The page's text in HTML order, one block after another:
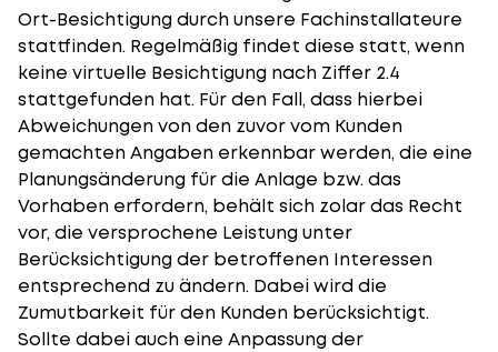
Ort-Besichtigung durch unsere Fachinstallateure
stattfinden. Regelmäßig findet diese statt, wenn
keine virtuelle Besichtigung nach Ziffer 2.4
stattgefunden hat. Für den Fall, dass hierbei
Abweichungen von den zuvor vom Kunden
gemachten Angaben erkennbar werden, die eine
Planungsänderung für die Anlage bzw. das
Vorhaben erfordern, behält sich zolar das Recht
vor, die versprochene Leistung unter
Berücksichtigung der betroffenen Interessen
entsprechend zu ändern. Dabei wird die
Zumutbarkeit für den Kunden berücksichtigt.
Sollte dabei auch eine Anpassung der